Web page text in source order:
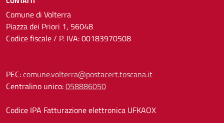
Comune di Volterra
Piazza dei Priori 1, 56048
Codice fiscale / P. IVA: 00183970508
PEC:comune.volterra@postacert.toscana.it
Centralino unico:058886050
Codice IPA Fatturazione elettronica UFKAOX